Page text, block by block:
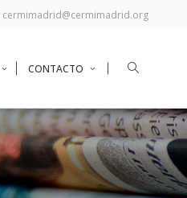
cermimadrid@cermimadrid.org
CONTACTO